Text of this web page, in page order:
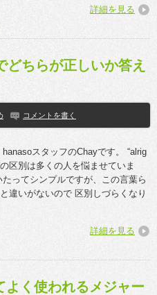
詳細を見る
ちらが正しいか答え
コメントを書く
hanasoスタッフのChayです。 “alrig
の区別は多くの人を悩ませていま
ってシンプルですが、この言葉ら
違いがないので 区別しづらくなり
詳細を見る
よく使われるメジャー